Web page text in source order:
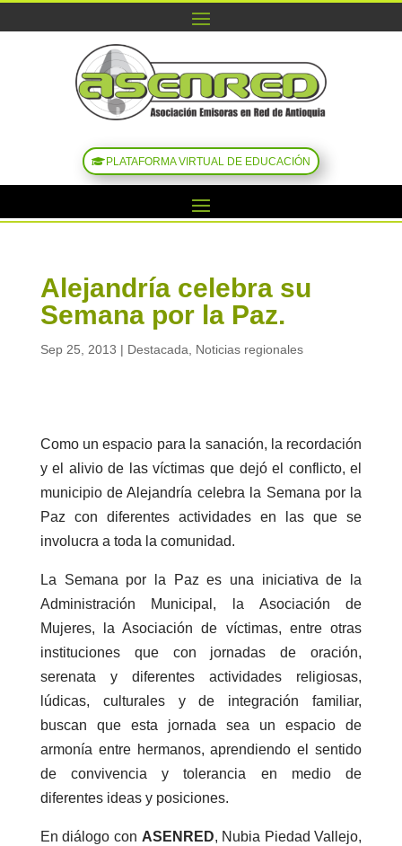
PLATAFORMA VIRTUAL DE EDUCACIÓN
Alejandría celebra su
Semana por la Paz.
Sep 25, 2013 | Destacada, Noticias regionales
Como un espacio para la sanación, la recordación
y el alivio de las víctimas que dejó el conflicto, el
municipio de Alejandría celebra la Semana por la
Paz con diferentes actividades en las que se
involucra a toda la comunidad.
La Semana por la Paz es una iniciativa de la
Administración Municipal, la Asociación de
Mujeres, la Asociación de víctimas, entre otras
instituciones que con jornadas de oración,
serenata y diferentes actividades religiosas,
lúdicas, culturales y de integración familiar,
buscan que esta jornada sea un espacio de
armonía entre hermanos, aprendiendo el sentido
de convivencia y tolerancia en medio de
diferentes ideas y posiciones.
En diálogo con ASENRED, Nubia Piedad Vallejo,